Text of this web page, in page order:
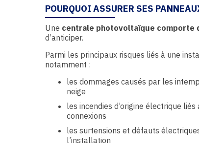
POURQUOI ASSURER SES
Une centrale photovoltaïque comporte
d’anticiper.
Parmi les principaux risques liés à une
notamment :
les dommages causés par les
neige
les incendies d’origine électrique
connexions
les surtensions et défauts
l’installation